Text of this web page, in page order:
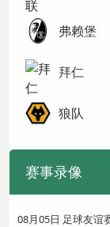
弗赖堡
拜仁
狼队
赛事录像
08月05日 足球友谊